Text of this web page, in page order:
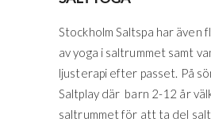
Stockholm Saltspa har även
av yoga i saltrummet samt
ljusterapi efter passet. På
Saltplay där barn 2-12 år
saltrummet för att ta del